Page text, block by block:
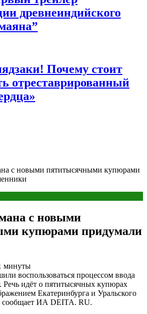
древнеиндийского
Почему стоит
отреставрированный
с новыми пятитысячными купюрами
с новыми
купюрами придумали
минуты
воспользоваться процессом ввода
Речь идёт о пятитысячных купюрах
Екатеринбурга и Уральского
сообщает ИА DEITA. RU.